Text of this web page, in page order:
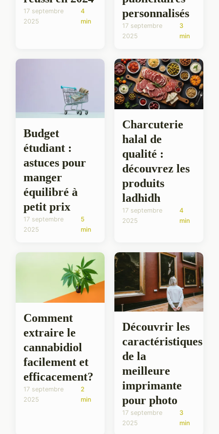
17 septembre
2025
4
min
personnalisés
17 septembre
2025
3
min
Budget
étudiant :
astuces pour
manger
équilibré à
petit prix
17 septembre
2025
5
min
Charcuterie
halal de
qualité :
découvrez les
produits
ladhidh
17 septembre
2025
4
min
Comment
extraire le
cannabidiol
facilement et
efficacement?
17 septembre
2025
2
min
Découvrir les
caractéristiques
de la
meilleure
imprimante
pour photo
17 septembre
2025
3
min